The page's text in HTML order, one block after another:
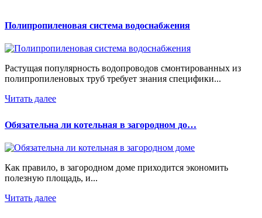
Полипропиленовая система водоснабжения
Растущая популярность водопроводов смонтированных из
полипропиленовых труб требует знания специфики...
Читать далее
Обязательна ли котельная в загородном до…
Как правило, в загородном доме приходится экономить
полезную площадь, и...
Читать далее